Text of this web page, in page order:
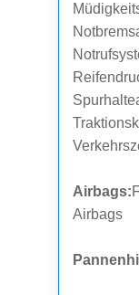
Airbags:
Airbags